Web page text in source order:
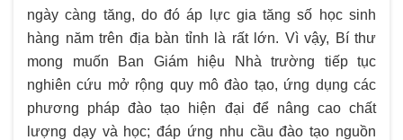
ngày càng tăng, do đó áp lực gia tăng số học sinh
hàng năm trên địa bàn tỉnh là rất lớn. Vì vậy, Bí thư
mong muốn Ban Giám hiệu Nhà trường tiếp tục
nghiên cứu mở rộng quy mô đào tạo, ứng dụng các
phương pháp đào tạo hiện đại để nâng cao chất
lượng dạy và học; đáp ứng nhu cầu đào tạo nguồn